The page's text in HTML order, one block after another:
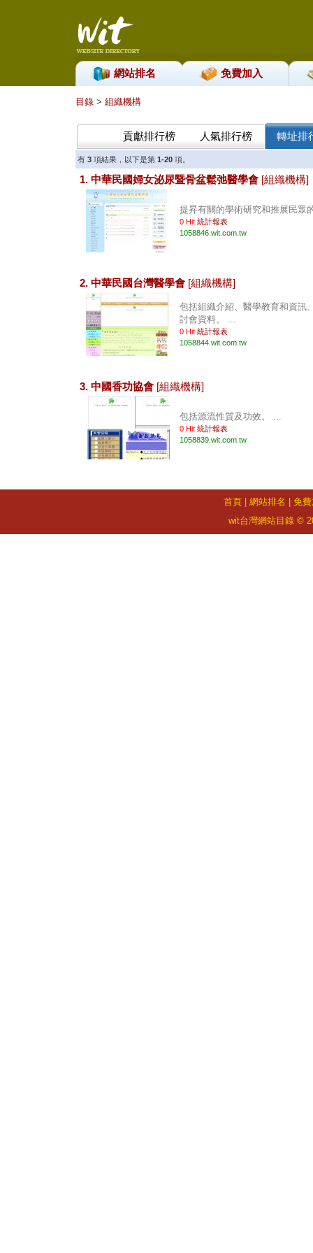
網站排名 免費加入
目錄 > 組織機構
貢獻排行榜 人氣排行榜 轉址排
有 3 項結果，以下是第 1-20項。
1. 中華民國婦女泌尿暨骨盆鬆弛醫學會 [組織機構]
提昇有關的學術研究和推展民眾
0 Hit 統計報表
1058846.wit.com.tw
2. 中華民國台灣醫學會 [組織機構]
包括組織介紹、醫學教育和資訊
討會資料。 ...
0 Hit 統計報表
1058844.wit.com.tw
3. 中國香功協會 [組織機構]
包括源流性質及功效。 ...
0 Hit 統計報表
1058839.wit.com.tw
首頁| 網站排名
免
wit台灣網站目錄 ©